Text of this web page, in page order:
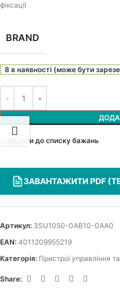
фіксації
BRAND
8 в наявності (може бути
Додати до списку бажань
ЗАВАНТАЖИТИ PDF
EAN: 4011209955219
Артикул: 3SU1050-0AB10-0AA0
Категорія: Пристрої управління та
Share: